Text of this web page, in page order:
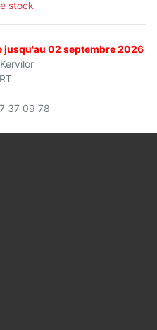
stock
jusqu'au 02 septembre 2026
37 09 78